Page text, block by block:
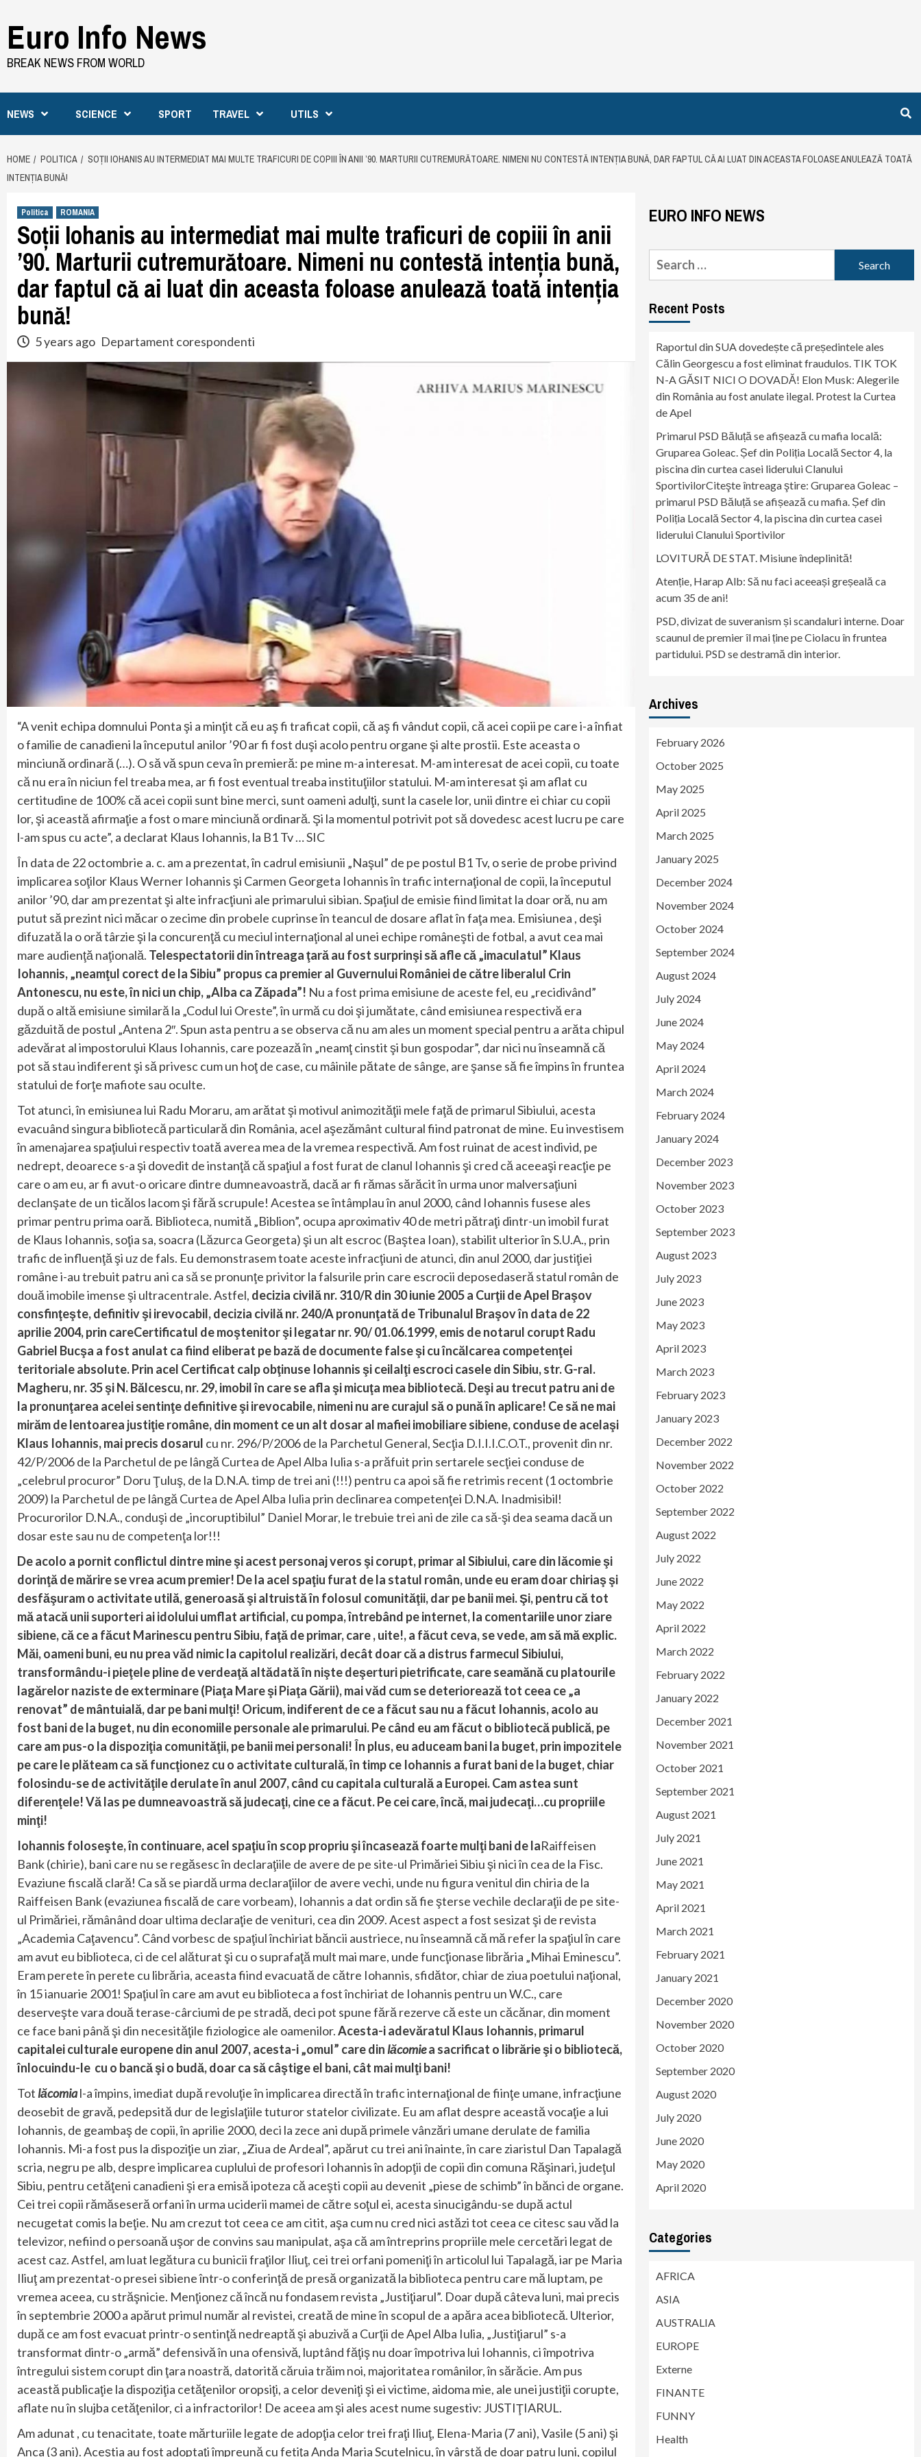
to
content
Euro Info News
BREAK NEWS FROM WORLD
NEWS SCIENCE SPORT TRAVEL UTILS
HOME POLITICA
SOȚII IOHANIS AU INTERMEDIAT MAI MULTE TRAFICURI DE COPIII ÎN ANII ’90. MARTURII CUTREMURĂTOARE. NIMENI NU CONTESTĂ INTENȚIA BUNĂ, DAR FAPTUL CĂ AI LUAT DIN ACEASTA FOLOASE ANULEAZĂ TOATĂ
INTENȚIA BUNĂ!
Politica ROMANIA
Soții Iohanis au intermediat mai multe traficuri de copiii în anii
’90. Marturii cutremurătoare. Nimeni nu contestă intenția bună,
dar faptul că ai luat din aceasta foloase anulează toată intenția
bună!
5 years ago Departament corespondenti
“A venit echipa domnului Ponta şi a minţit că eu aş fi traficat copii, că aş fi vândut copii, că acei copii pe care i-a înfiat
o familie de canadieni la începutul anilor ’90 ar fi fost duşi acolo pentru organe şi alte prostii. Este aceasta o
minciună ordinară (…). O să vă spun ceva în premieră: pe mine m-a interesat. M-am interesat de acei copii, cu toate
că nu era în niciun fel treaba mea, ar fi fost eventual treaba instituţiilor statului. M-am interesat şi am aflat cu
certitudine de 100% că acei copii sunt bine merci, sunt oameni adulţi, sunt la casele lor, unii dintre ei chiar cu copii
lor, şi această afirmaţie a fost o mare minciună ordinară. Şi la momentul potrivit pot să dovedesc acest lucru pe care
l-am spus cu acte”, a declarat Klaus Iohannis, la B1 Tv … SIC
În data de 22 octombrie a. c. am a prezentat, în cadrul emisiunii „Naşul” de pe postul B1 Tv, o serie de probe privind
implicarea soţilor Klaus Werner Iohannis şi Carmen Georgeta Iohannis în trafic internaţional de copii, la începutul
anilor ’90, dar am prezentat şi alte infracţiuni ale primarului sibian. Spaţiul de emisie fiind limitat la doar oră, nu am
putut să prezint nici măcar o zecime din probele cuprinse în teancul de dosare aflat în faţa mea. Emisiunea , deşi
difuzată la o oră târzie şi la concurenţă cu meciul internaţional al unei echipe româneşti de fotbal, a avut cea mai
mare audienţă naţională. Telespectatorii din întreaga ţară au fost surprinşi să afle că „imaculatul” Klaus
Iohannis, „neamţul corect de la Sibiu” propus ca premier al Guvernului României de către liberalul Crin
Antonescu, nu este, în nici un chip, „Alba ca Zăpada”! Nu a fost prima emisiune de aceste fel, eu „recidivând”
după o altă emisiune similară la „Codul lui Oreste”, în urmă cu doi şi jumătate, când emisiunea respectivă era
găzduită de postul „Antena 2″. Spun asta pentru a se observa că nu am ales un moment special pentru a arăta chipul
adevărat al impostorului Klaus Iohannis, care pozează în „neamţ cinstit şi bun gospodar”, dar nici nu înseamnă că
pot să stau indiferent şi să privesc cum un hoţ de case, cu mâinile pătate de sânge, are şanse să fie împins în fruntea
statului de forţe mafiote sau oculte.
Tot atunci, în emisiunea lui Radu Moraru, am arătat şi motivul animozităţii mele faţă de primarul Sibiului, acesta
evacuând singura bibliotecă particulară din România, acel aşezământ cultural fiind patronat de mine. Eu investisem
în amenajarea spaţiului respectiv toată averea mea de la vremea respectivă. Am fost ruinat de acest individ, pe
nedrept, deoarece s-a şi dovedit de instanţă că spaţiul a fost furat de clanul Iohannis şi cred că aceeaşi reacţie pe
care o am eu, ar fi avut-o oricare dintre dumneavoastră, dacă ar fi rămas sărăcit în urma unor malversaţiuni
declanşate de un ticălos lacom şi fără scrupule! Acestea se întâmplau în anul 2000, când Iohannis fusese ales
primar pentru prima oară. Biblioteca, numită „Biblion”, ocupa aproximativ 40 de metri pătraţi dintr-un imobil furat
de Klaus Iohannis, soţia sa, soacra (Lăzurca Georgeta) şi un alt escroc (Baştea Ioan), stabilit ulterior în S.U.A., prin
trafic de influenţă şi uz de fals. Eu demonstrasem toate aceste infracţiuni de atunci, din anul 2000, dar justiţiei
române i-au trebuit patru ani ca să se pronunţe privitor la falsurile prin care escrocii deposedaseră statul român de
două imobile imense şi ultracentrale. Astfel, decizia civilă nr. 310/R din 30 iunie 2005 a Curţii de Apel Braşov
consfinţeşte, definitiv şi irevocabil, decizia civilă nr. 240/A pronunţată de Tribunalul Braşov în data de 22
aprilie 2004, prin careCertificatul de moştenitor şi legatar nr. 90/ 01.06.1999, emis de notarul corupt Radu
Gabriel Bucşa a fost anulat ca fiind eliberat pe bază de documente false şi cu încălcarea competenţei
teritoriale absolute. Prin acel Certificat calp obţinuse Iohannis şi ceilalţi escroci casele din Sibiu, str. G-ral.
Magheru, nr. 35 şi N. Bălcescu, nr. 29, imobil în care se afla şi micuţa mea bibliotecă. Deşi au trecut patru ani de
la pronunţarea acelei sentinţe definitive şi irevocabile, nimeni nu are curajul să o pună în aplicare! Ce să ne mai
mirăm de lentoarea justiţie române, din moment ce un alt dosar al mafiei imobiliare sibiene, conduse de acelaşi
Klaus Iohannis, mai precis dosarul cu nr. 296/P/2006 de la Parchetul General, Secţia D.I.I.I.C.O.T., provenit din nr.
42/P/2006 de la Parchetul de pe lângă Curtea de Apel Alba Iulia s-a prăfuit prin sertarele secţiei conduse de
„celebrul procuror” Doru Ţuluş, de la D.N.A. timp de trei ani (!!!) pentru ca apoi să fie retrimis recent (1 octombrie
2009) la Parchetul de pe lângă Curtea de Apel Alba Iulia prin declinarea competenţei D.N.A. Inadmisibil!
Procurorilor D.N.A., conduşi de „incoruptibilul” Daniel Morar, le trebuie trei ani de zile ca să-şi dea seama dacă un
dosar este sau nu de competenţa lor!!!
De acolo a pornit conflictul dintre mine şi acest personaj veros şi corupt, primar al Sibiului, care din lăcomie şi
dorinţă de mărire se vrea acum premier! De la acel spaţiu furat de la statul român, unde eu eram doar chiriaş şi
desfăşuram o activitate utilă, generoasă şi altruistă în folosul comunităţii, dar pe banii mei. Şi, pentru că tot
mă atacă unii suporteri ai idolului umflat artificial, cu pompa, întrebând pe internet, la comentariile unor ziare
sibiene, că ce a făcut Marinescu pentru Sibiu, faţă de primar, care , uite!, a făcut ceva, se vede, am să mă explic.
Măi, oameni buni, eu nu prea văd nimic la capitolul realizări, decât doar că a distrus farmecul Sibiului,
transformându-i pieţele pline de verdeaţă altădată în nişte deşerturi pietrificate, care seamănă cu platourile
lagărelor naziste de exterminare (Piaţa Mare şi Piaţa Gării), mai văd cum se deteriorează tot ceea ce „a
renovat” de mântuială, dar pe bani mulţi! Oricum, indiferent de ce a făcut sau nu a făcut Iohannis, acolo au
fost bani de la buget, nu din economiile personale ale primarului. Pe când eu am făcut o bibliotecă publică, pe
care am pus-o la dispoziţia comunităţii, pe banii mei personali! În plus, eu aduceam bani la buget, prin impozitele
pe care le plăteam ca să funcţionez cu o activitate culturală, în timp ce Iohannis a furat bani de la buget, chiar
folosindu-se de activităţile derulate în anul 2007, când cu capitala culturală a Europei. Cam astea sunt
diferenţele! Vă las pe dumneavoastră să judecaţi, cine ce a făcut. Pe cei care, încă, mai judecaţi…cu propriile
minţi!
Iohannis foloseşte, în continuare, acel spaţiu în scop propriu şi încasează foarte mulţi bani de laRaiffeisen
Bank (chirie), bani care nu se regăsesc în declaraţiile de avere de pe site-ul Primăriei Sibiu şi nici în cea de la Fisc.
Evaziune fiscală clară! Ca să se piardă urma declaraţiilor de avere vechi, unde nu figura venitul din chiria de la
Raiffeisen Bank (evaziunea fiscală de care vorbeam), Iohannis a dat ordin să fie şterse vechile declaraţii de pe site-
ul Primăriei, rămânând doar ultima declaraţie de venituri, cea din 2009. Acest aspect a fost sesizat şi de revista
„Academia Caţavencu”. Când vorbesc de spaţiul închiriat băncii austriece, nu înseamnă că mă refer la spaţiul în care
am avut eu biblioteca, ci de cel alăturat şi cu o suprafaţă mult mai mare, unde funcţionase librăria „Mihai Eminescu”.
Eram perete în perete cu librăria, aceasta fiind evacuată de către Iohannis, sfidător, chiar de ziua poetului naţional,
în 15 ianuarie 2001! Spaţiul în care am avut eu biblioteca a fost închiriat de Iohannis pentru un W.C., care
deserveşte vara două terase-cârciumi de pe stradă, deci pot spune fără rezerve că este un căcănar, din moment
ce face bani până şi din necesităţile fiziologice ale oamenilor.Acesta-i adevăratul Klaus Iohannis, primarul
capitalei culturale europene din anul 2007, acesta-i „omul” care din lăcomiea sacrificat o librărie şi o bibliotecă,
înlocuindu-le cu o bancă şi o budă, doar ca să câştige el bani, cât mai mulţi bani!
Tot lăcomial-a împins, imediat după revoluţie în implicarea directă în trafic internaţional de fiinţe umane, infracţiune
deosebit de gravă, pedepsită dur de legislaţiile tuturor statelor civilizate. Eu am aflat despre această vocaţie a lui
Iohannis, de geambaş de copii, în aprilie 2000, deci la zece ani după primele vânzări umane derulate de familia
Iohannis. Mi-a fost pus la dispoziţie un ziar, „Ziua de Ardeal”, apărut cu trei ani înainte, în care ziaristul Dan Tapalagă
scria, negru pe alb, despre implicarea cuplului de profesori Iohannis în adopţii de copii din comuna Răşinari, judeţul
Sibiu, pentru cetăţeni canadieni şi era emisă ipoteza că aceşti copii au devenit „piese de schimb” în bănci de organe.
Cei trei copii rămăseseră orfani în urma uciderii mamei de către soţul ei, acesta sinucigându-se după actul
necugetat comis la beţie. Nu am crezut tot ceea ce am citit, aşa cum nu cred nici astăzi tot ceea ce citesc sau văd la
televizor, nefiind o persoană uşor de convins sau manipulat, aşa că am întreprins propriile mele cercetări legat de
acest caz. Astfel, am luat legătura cu bunicii fraţilor Iliuţ, cei trei orfani pomeniţi în articolul lui Tapalagă, iar pe Maria
Iliuţ am prezentat-o presei sibiene într-o conferinţă de presă organizată la biblioteca pentru care mă luptam, pe
vremea aceea, cu străşnicie. Menţionez că încă nu fondasem revista „Justiţiarul”. Doar după câteva luni, mai precis
în septembrie 2000 a apărut primul număr al revistei, creată de mine în scopul de a apăra acea bibliotecă. Ulterior,
după ce am fost evacuat printr-o sentinţă nedreaptă şi abuzivă a Curţii de Apel Alba Iulia, „Justiţiarul” s-a
transformat dintr-o „armă” defensivă în una ofensivă, luptând făţiş nu doar împotriva lui Iohannis, ci împotriva
întregului sistem corupt din ţara noastră, datorită căruia trăim noi, majoritatea românilor, în sărăcie. Am pus
această publicaţie la dispoziţia cetăţenilor oropsiţi, a celor deveniţi şi ei victime, aidoma mie, ale unei justiţii corupte,
aflate nu în slujba cetăţenilor, ci a infractorilor! De aceea am şi ales acest nume sugestiv: JUSTIŢIARUL.
Am adunat , cu tenacitate, toate mărturiile legate de adopţia celor trei fraţi Iliuţ, Elena-Maria (7 ani), Vasile (5 ani) şi
Anca (3 ani). Aceştia au fost adoptaţi împreună cu fetiţa Anda Maria Scutelnicu, în vârstă de doar patru luni, copilul
EURO INFO NEWS
Search
for:
Recent Posts
Raportul din SUA dovedește că președintele ales
Călin Georgescu a fost eliminat fraudulos. TIK TOK
N-A GĂSIT NICI O DOVADĂ! Elon Musk: Alegerile
din România au fost anulate ilegal. Protest la Curtea
de Apel
Primarul PSD Băluță se afișează cu mafia locală:
Gruparea Goleac. Șef din Poliția Locală Sector 4, la
piscina din curtea casei liderului Clanului
SportivilorCiteşte întreaga ştire: Gruparea Goleac –
primarul PSD Băluță se afișează cu mafia. Șef din
Poliția Locală Sector 4, la piscina din curtea casei
liderului Clanului Sportivilor
LOVITURĂ DE STAT. Misiune îndeplinită!
Atenție, Harap Alb: Să nu faci aceeași greșeală ca
acum 35 de ani!
PSD, divizat de suveranism și scandaluri interne. Doar
scaunul de premier îl mai ține pe Ciolacu în fruntea
partidului. PSD se destramă din interior.
Archives
February 2026
October 2025
May 2025
April 2025
March 2025
January 2025
December 2024
November 2024
October 2024
September 2024
August 2024
July 2024
June 2024
May 2024
April 2024
March 2024
February 2024
January 2024
December 2023
November 2023
October 2023
September 2023
August 2023
July 2023
June 2023
May 2023
April 2023
March 2023
February 2023
January 2023
December 2022
November 2022
October 2022
September 2022
August 2022
July 2022
June 2022
May 2022
April 2022
March 2022
February 2022
January 2022
December 2021
November 2021
October 2021
September 2021
August 2021
July 2021
June 2021
May 2021
April 2021
March 2021
February 2021
January 2021
December 2020
November 2020
October 2020
September 2020
August 2020
July 2020
June 2020
May 2020
April 2020
Categories
AFRICA
ASIA
AUSTRALIA
EUROPE
Externe
FINANTE
FUNNY
Health